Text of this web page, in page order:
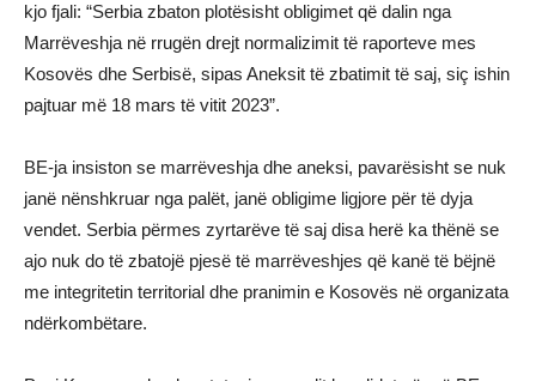
kjo fjali: “Serbia zbaton plotësisht obligimet që dalin nga
Marrëveshja në rrugën drejt normalizimit të raporteve mes
Kosovës dhe Serbisë, sipas Aneksit të zbatimit të saj, siç ishin
pajtuar më 18 mars të vitit 2023”.
BE-ja insiston se marrëveshja dhe aneksi, pavarësisht se nuk
janë nënshkruar nga palët, janë obligime ligjore për të dyja
vendet. Serbia përmes zyrtarëve të saj disa herë ka thënë se
ajo nuk do të zbatojë pjesë të marrëveshjes që kanë të bëjnë
me integritetin territorial dhe pranimin e Kosovës në organizata
ndërkombëtare.